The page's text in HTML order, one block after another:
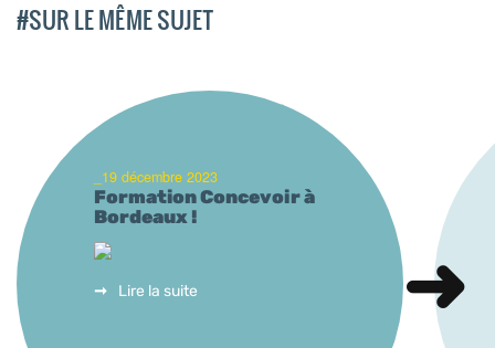
#SUR LE MÊME SUJET
_19 décembre 2023
Formation Concevoir à
Bordeaux !
Lire la suite